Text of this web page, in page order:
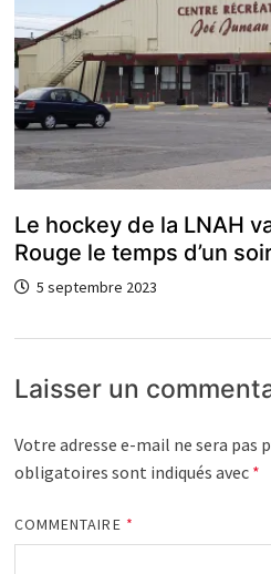
Le hockey de la LNAH
Rouge le temps d’un
5 septembre 2023
Laisser un
Votre adresse e-mail ne sera pas
obligatoires sont indiqués avec *
COMMENTAIRE *